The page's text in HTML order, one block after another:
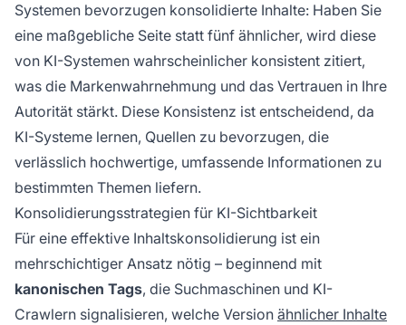
Systemen bevorzugen konsolidierte Inhalte: Haben Sie
eine maßgebliche Seite statt fünf ähnlicher, wird diese
von KI-Systemen wahrscheinlicher konsistent zitiert,
was die Markenwahrnehmung und das Vertrauen in Ihre
Autorität stärkt. Diese Konsistenz ist entscheidend, da
KI-Systeme lernen, Quellen zu bevorzugen, die
verlässlich hochwertige, umfassende Informationen zu
bestimmten Themen liefern.
Konsolidierungsstrategien für KI-Sichtbarkeit
Für eine effektive Inhaltskonsolidierung ist ein
mehrschichtiger Ansatz nötig – beginnend mit
kanonischen Tags, die Suchmaschinen und KI-
Crawlern signalisieren, welche Version ähnlicher Inhalte